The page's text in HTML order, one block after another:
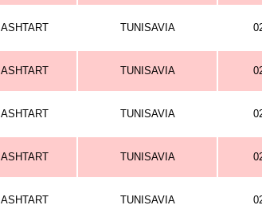
ASHTART TUNISAVIA
ASHTART TUNISAVIA
ASHTART TUNISAVIA
ASHTART TUNISAVIA
ASHTART TUNISAVIA